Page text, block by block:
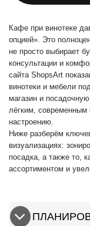
Кафе при винотеке
опцией». Это
не просто выбирает
консультации и
сайта ShopsArt
винотеки и мебели
магазин и
лёгким,
настроению.
Ниже разберём
визуализациях:
посадка, а также то,
ассортиментом и